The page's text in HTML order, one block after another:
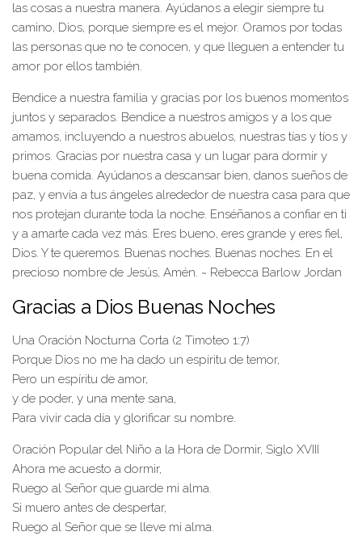
las cosas a nuestra manera. Ayúdanos a elegir siempre tu
camino, Dios, porque siempre es el mejor. Oramos por todas
las personas que no te conocen, y que lleguen a entender tu
amor por ellos también.
Bendice a nuestra familia y gracias por los buenos momentos
juntos y separados. Bendice a nuestros amigos y a los que
amamos, incluyendo a nuestros abuelos, nuestras tías y tíos y
primos. Gracias por nuestra casa y un lugar para dormir y
buena comida. Ayúdanos a descansar bien, danos sueños de
paz, y envía a tus ángeles alrededor de nuestra casa para que
nos protejan durante toda la noche. Enséñanos a confiar en ti
y a amarte cada vez más. Eres bueno, eres grande y eres fiel,
Dios. Y te queremos. Buenas noches. Buenas noches. En el
precioso nombre de Jesús, Amén. ~ Rebecca Barlow Jordan
Gracias a Dios Buenas Noches
Una Oración Nocturna Corta (2 Timoteo 1:7)
Porque Dios no me ha dado un espíritu de temor,
Pero un espíritu de amor,
y de poder, y una mente sana,
Para vivir cada día y glorificar su nombre.
Oración Popular del Niño a la Hora de Dormir, Siglo XVIII
Ahora me acuesto a dormir,
Ruego al Señor que guarde mi alma.
Si muero antes de despertar,
Ruego al Señor que se lleve mi alma.